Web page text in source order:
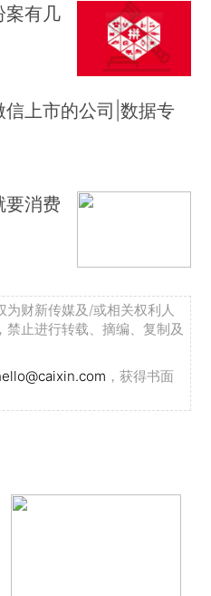
案有几
上市的公司|数据专
要消费
为财新传媒及/或相关权利人
止进行转载、摘编、复制及
，获得书面